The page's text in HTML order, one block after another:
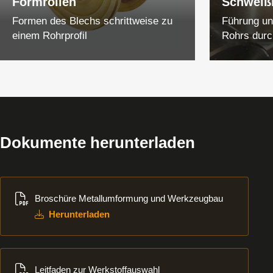
Formen des Blechs schrittweise zu
einem Rohrprofil
Führung
Rohrs
Dokumente herunterladen
Broschüre Metallumformung und Werkzeugbau
Herunterladen
Leitfaden zur Werkstoffauswahl